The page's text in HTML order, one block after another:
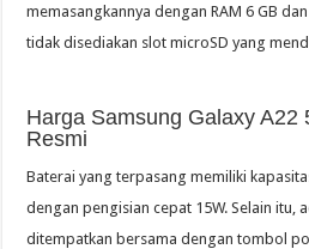
memasangkannya dengan RAM 6 GB
tidak disediakan slot microSD yang
Harga Samsung Galaxy A22
Resmi
Baterai yang terpasang memiliki
dengan pengisian cepat 15W. Selain itu,
ditempatkan bersama dengan tombol